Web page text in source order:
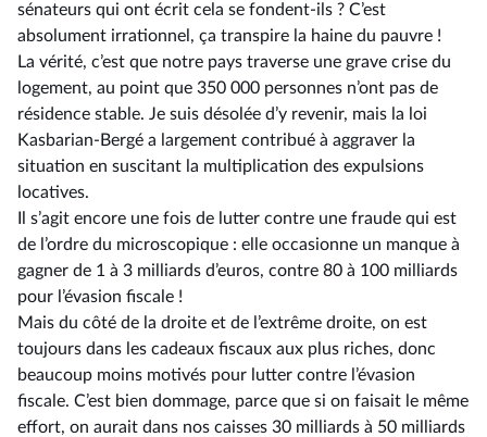
sénateurs qui ont écrit cela se fondent-ils ? C’est
absolument irrationnel, ça transpire la haine du pauvre !
La vérité, c’est que notre pays traverse une grave crise du
logement, au point que 350 000 personnes n’ont pas de
résidence stable. Je suis désolée d’y revenir, mais la loi
Kasbarian-Bergé a largement contribué à aggraver la
situation en suscitant la multiplication des expulsions
locatives.
Il s’agit encore une fois de lutter contre une fraude qui est
de l’ordre du microscopique : elle occasionne un manque à
gagner de 1 à 3 milliards d’euros, contre 80 à 100 milliards
pour l’évasion fiscale !
Mais du côté de la droite et de l’extrême droite, on est
toujours dans les cadeaux fiscaux aux plus riches, donc
beaucoup moins motivés pour lutter contre l’évasion
fiscale. C’est bien dommage, parce que si on faisait le même
effort, on aurait dans nos caisses 30 milliards à 50 milliards